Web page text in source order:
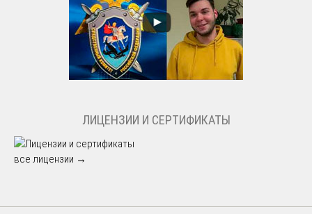
ЛИЦЕНЗИИ И СЕРТИФИКАТЫ
все лицензии →